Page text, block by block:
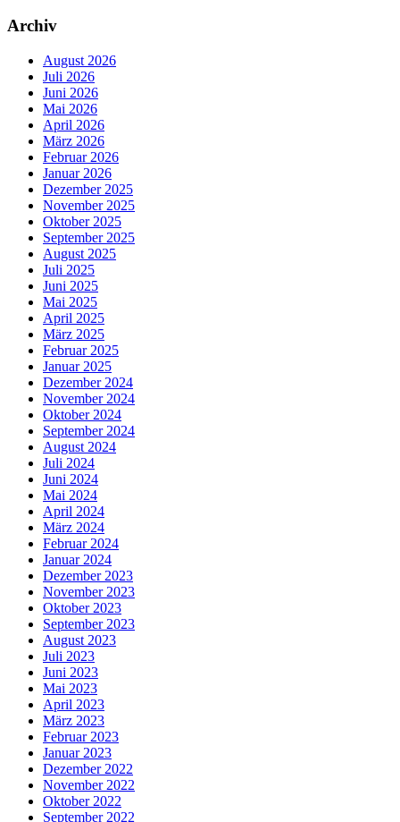
Archiv
August 2026
Juli 2026
Juni 2026
Mai 2026
April 2026
März 2026
Februar 2026
Januar 2026
Dezember 2025
November 2025
Oktober 2025
September 2025
August 2025
Juli 2025
Juni 2025
Mai 2025
April 2025
März 2025
Februar 2025
Januar 2025
Dezember 2024
November 2024
Oktober 2024
September 2024
August 2024
Juli 2024
Juni 2024
Mai 2024
April 2024
März 2024
Februar 2024
Januar 2024
Dezember 2023
November 2023
Oktober 2023
September 2023
August 2023
Juli 2023
Juni 2023
Mai 2023
April 2023
März 2023
Februar 2023
Januar 2023
Dezember 2022
November 2022
Oktober 2022
September 2022